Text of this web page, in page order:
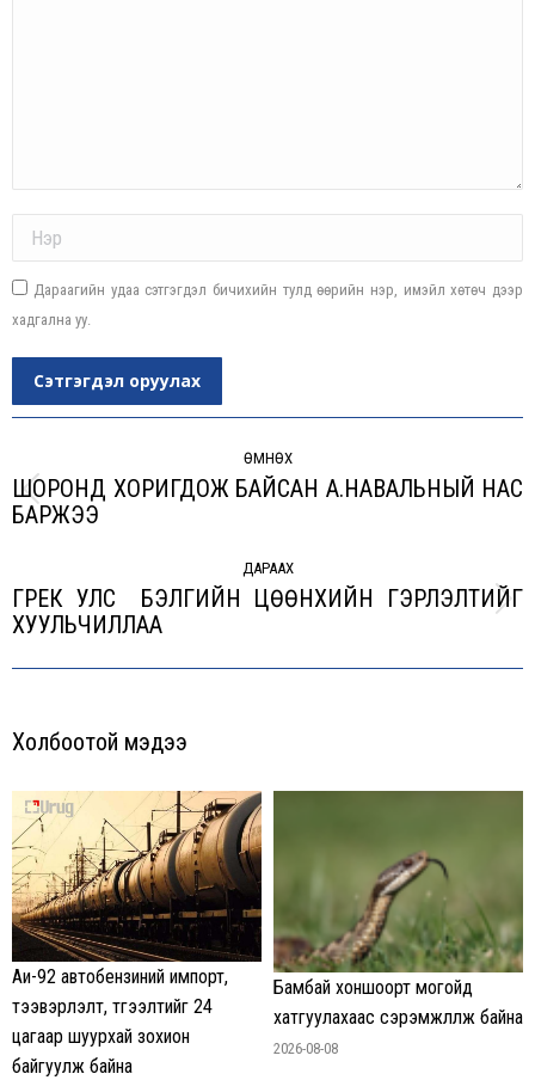
Дараагийн удаа сэтгэгдэл бичихийн тулд өөрийн нэр, имэйл хөтөч дээр
хадгална уу.
Сэтгэгдэл оруулах
ӨМНӨХ
Previous
ШОРОНД ХОРИГДОЖ БАЙСАН А.НАВАЛЬНЫЙ НАС
БАРЖЭЭ
ДАРААХ
Next
ГРЕК УЛС БЭЛГИЙН ЦӨӨНХИЙН ГЭРЛЭЛТИЙГ
ХУУЛЬЧИЛЛАА
Холбоотой мэдээ
Аи-92 автобензиний импорт,
тээвэрлэлт, түгээлтийг 24
цагаар шуурхай зохион
байгуулж байна
Бамбай хоншоорт могойд
хатгуулахаас сэрэмжлүүлж байна
2026-08-08